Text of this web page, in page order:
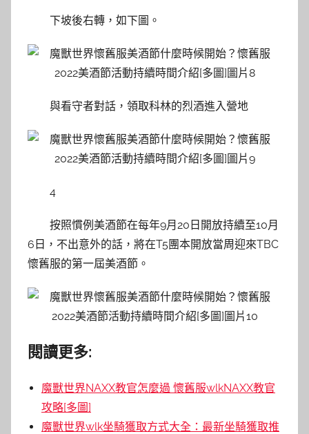
下坡後右轉，如下圖。
與看守者對話，領取科林的烈酒進入營地
4
按照慣例美酒節在每年9月20日開放持續至10月
6日，不出意外的話，將在T5團本開放當周迎來TBC
懷舊服的第一屆美酒節。
閱讀更多:
魔獸世界NAXX教官怎麼過 懷舊服wlkNAXX教官
攻略[多圖]
魔獸世界wlk坐騎獲取方式大全：最新坐騎獲取推